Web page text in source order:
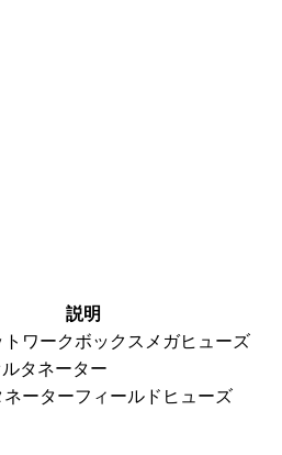
説明
ワークボックスメガヒューズ
ルタネーター
ネーターフィールドヒューズ